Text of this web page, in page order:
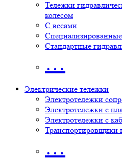
Тележки
колесом
С весами
Стандартные
…
Электрические тележки
Электротележки
Электротележки с
Электротележки с
Транспортировщики
…